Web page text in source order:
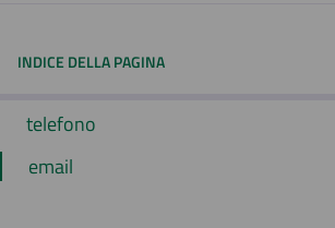
INDICE DELLA PAGINA
telefono
email